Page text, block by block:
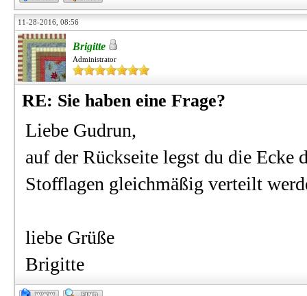
11-28-2016, 08:56
Brigitte
Administrator
RE: Sie haben eine Frage?
Liebe Gudrun,
auf der Rückseite legst du die Ecke
Stofflagen gleichmäßig verteilt
liebe Grüße
Brigitte